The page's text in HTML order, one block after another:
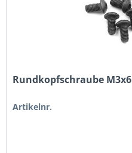
Rundkopfschraube M3x6
Artikelnr.